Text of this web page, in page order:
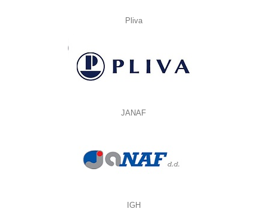
Pliva
JANAF
IGH